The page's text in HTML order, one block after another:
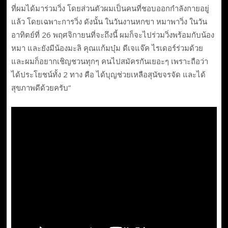
ที่ผมได้มาร่วมวิ่ง โดยส่วนตัวผมเป็นคนที่ชอบออกกำลังกายอยู่
แล้ว โดยเฉพาะการวิ่ง ดังนั้น ในวันงานหกขา หมาพาวิ่ง ในวัน
อาทิตย์ที่ 26 พฤศจิกายนที่จะถึงนี้ ผมก็จะไปร่วมวิ่งพร้อมกับน้อง
หมา และยังมีน้องมะลิ คุณแก้มบุ๋ม ดีเจแจ๊ค ไรเดอร์ร่วมด้วย
และผมก็อยากเชิญชวนทุกๆ คนไปสมัครกันเยอะๆ เพราะถือว่า
ได้ประโยชน์ทั้ง 2 ทาง คือ ได้บุญช่วยเหลือสุนัขจรจัด และได้
สุขภาพดีด้วยครับ”